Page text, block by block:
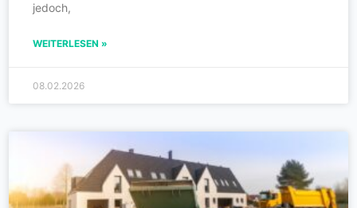
jedoch,
WEITERLESEN »
08.02.2026